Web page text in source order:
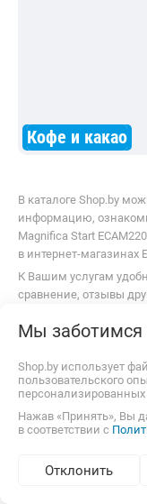
Кофе и какао
В каталоге Shop.by
информацию,
Magnifica Start
в интернет-магазинах
К Вашим услугам
сравнение, отзывы
Информация о
источников
Перед покупкой
Magnifica Start
Если Вы заметили
Мы заботимся
Shop.by использует
пользовательского
Нажав «Принять», Вы
в соответствии с
Отклонить